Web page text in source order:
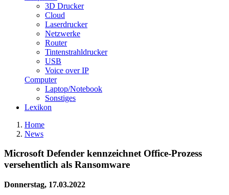
3D Drucker
Cloud
Laserdrucker
Netzwerke
Router
Tintenstrahldrucker
USB
Voice over IP
Computer
Laptop/Notebook
Sonstiges
Lexikon
Home
News
Microsoft Defender kennzeichnet Office-Prozess
versehentlich als Ransomware
Donnerstag, 17.03.2022